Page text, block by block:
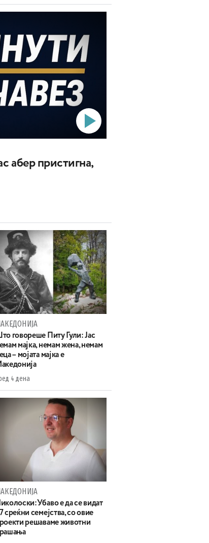
абер пристигна,
говореше Питу Гули: Јас
мајка, немам жена, немам
– мојата мајка е
4 дена
е да се видат
среќни семејства, со овие
решаваме животни